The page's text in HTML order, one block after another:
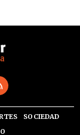
SOCIEDAD